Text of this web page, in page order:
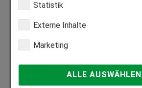
Ihre Gehaltsvorstellung (brutto) im Jahr
Frühestmöglicher Beginn*
Statistik
Externe Inhalte
Marketing
ALLE AUSWÄHLEN